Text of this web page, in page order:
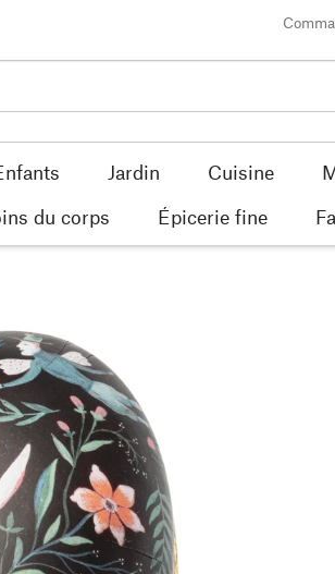
Jardin Cuisine
du corps Épicerie fine